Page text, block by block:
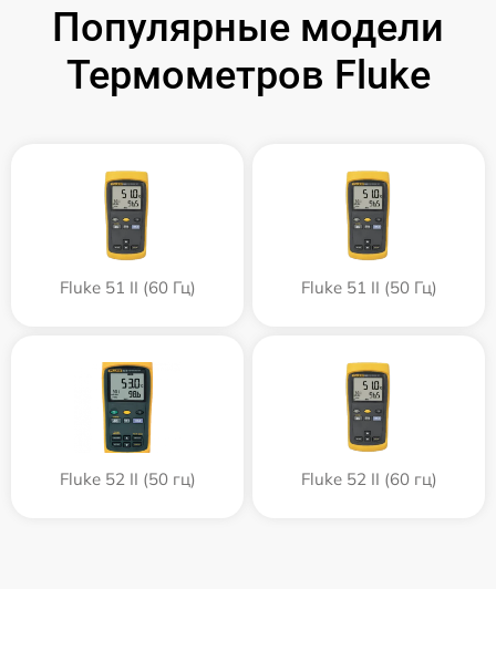
Популярные модели
Термометров Fluke
Fluke 51 II (60 Гц) Fluke 51 II (50 Гц)
Fluke 52 II (50 гц) Fluke 52 II (60 гц)